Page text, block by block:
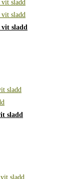
sladd
sladd